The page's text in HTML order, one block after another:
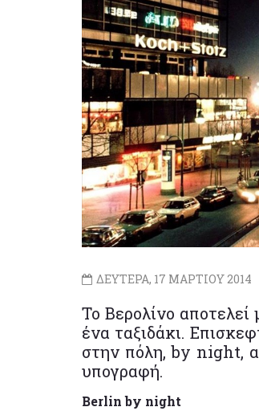
ΔΕΥΤΕΡΑ, 17 ΜΑΡΤΙΟΥ 2014
Το Βερολίνο αποτελεί
ένα ταξιδάκι.
στην πόλη, by night,
υπογραφή.
Βerlin by night